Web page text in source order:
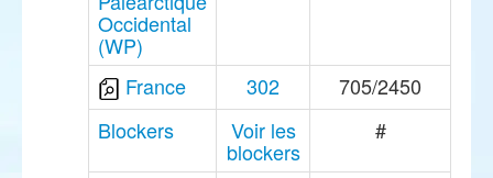
Occidental
(WP)
France 302
705/2450
Blockers
Voir les
blockers
#